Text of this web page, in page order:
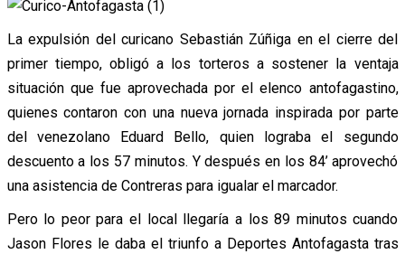
La expulsión del curicano Sebastián Zúñiga en el cierre del
primer tiempo, obligó a los torteros a sostener la ventaja
situación que fue aprovechada por el elenco antofagastino,
quienes contaron con una nueva jornada inspirada por parte
del venezolano Eduard Bello, quien lograba el segundo
descuento a los 57 minutos. Y después en los 84’ aprovechó
una asistencia de Contreras para igualar el marcador.
Pero lo peor para el local llegaría a los 89 minutos cuando
Jason Flores le daba el triunfo a Deportes Antofagasta tras